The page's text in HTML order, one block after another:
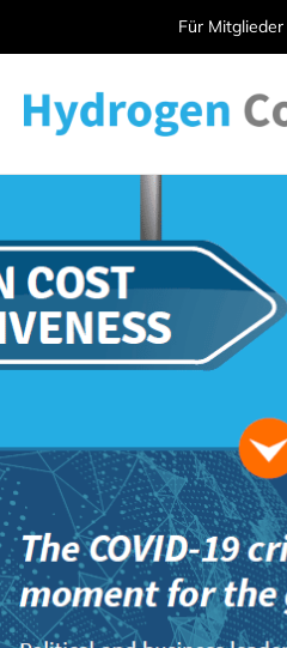
Für Mitglieder